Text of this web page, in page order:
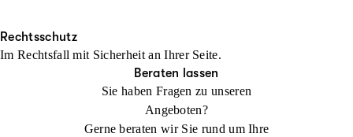
Rechtsschutz
Im Rechtsfall mit Sicher­heit an Ihrer Seite.
Beraten lassen
Sie haben Fragen zu unseren
Angeboten?
Gerne beraten wir Sie rund um Ihre